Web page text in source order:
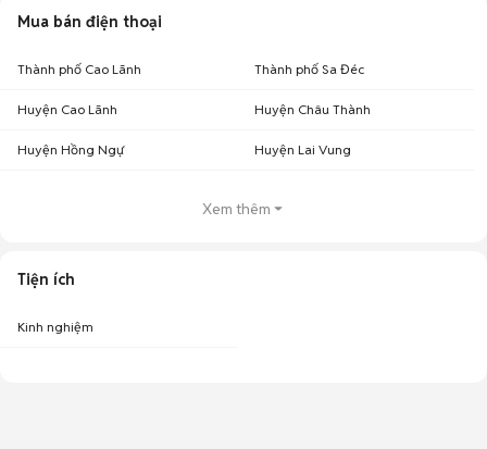
Mua bán điện thoại
Thành phố Cao Lãnh Thành phố Sa Đéc
Huyện Cao Lãnh Huyện Châu Thành
Huyện Hồng Ngự Huyện Lai Vung
Xem thêm
Tiện ích
Kinh nghiệm